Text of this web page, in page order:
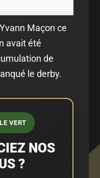
Maçon ce
avait été
de
le derby.
VERT
NOS
?